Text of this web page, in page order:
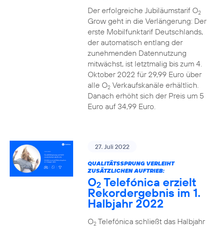
Der erfolgreiche Jubiläumstarif O2
Grow geht in die Verlängerung: Der
erste Mobilfunktarif Deutschlands,
der automatisch entlang der
zunehmenden Datennutzung
mitwächst, ist letztmalig bis zum 4.
Oktober 2022 für 29,99 Euro über
alle O2Verkaufskanäle erhältlich.
Danach erhöht sich der Preis um 5
Euro auf 34,99 Euro.
27. Juli 2022
QUALITÄTSSPRUNG VERLEIHT
ZUSÄTZLICHEN AUFTRIEB:
O2 Telefónica erzielt
Rekordergebnis im 1.
Halbjahr 2022
O2Telefónica schließt das Halbjahr